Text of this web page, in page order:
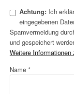
Achtung: Ich
eingegebenen
Spamvermeidung
und gespeichert
Weitere
Name *